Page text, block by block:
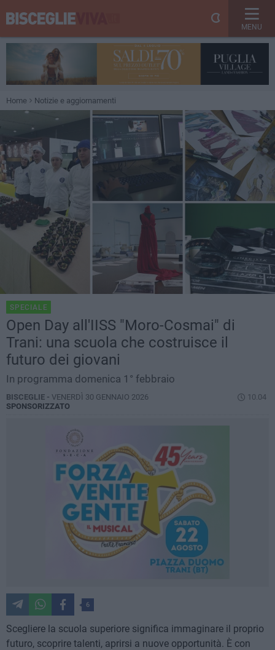
MENU
Home Notizie e aggiornamenti
SPECIALE
Open Day all'IISS "Moro-Cosmai" di
Trani: una scuola che costruisce il
futuro dei giovani
In programma domenica 1° febbraio
BISCEGLIE - VENERDÌ 30 GENNAIO 2026
10.04
SPONSORIZZATO
6
Scegliere la scuola superiore significa immaginare il proprio
futuro, scoprire talenti, aprirsi a nuove opportunità. È con